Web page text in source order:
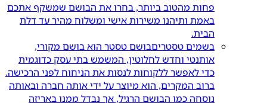
פחות מהטוב ביותר, בחרו את הבושם שמשקף אתכם
באמת ותיהנו משירות אישי ומשלוח מהיר עד דלת
הבית.
בשמים טסטריםבושם טסטר הוא בושם מקורי,
אותנטי וחדש לחלוטין, המשמש בתי עסק כדוגמית
כדי לאפשר ללקוחות לנסות את הניחוח לפני הרכישה.
ברוב המקרים, הוא מיוצר על ידי אותה חברה ובאותה
נוסחה כמו הבושם הרגיל, אך נבדל ממנו באריזה